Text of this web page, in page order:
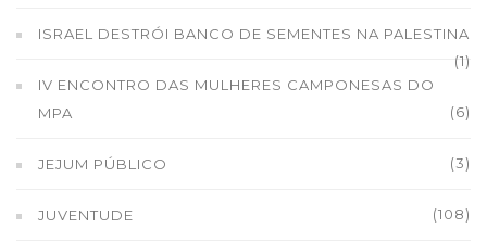
ISRAEL DESTRÓI BANCO DE SEMENTES NA PALESTINA
(1)
IV ENCONTRO DAS MULHERES CAMPONESAS DO
MPA
(6)
JEJUM PÚBLICO (3)
JUVENTUDE (108)